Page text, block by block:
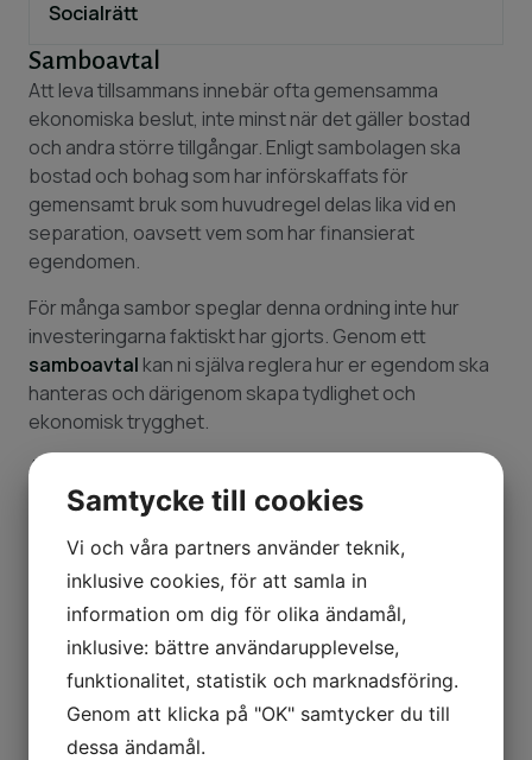
Socialrätt
Samboavtal
Att leva tillsammans innebär ofta gemensamma
ekonomiska beslut, inte minst när det gäller bostad
och andra större tillgångar. Enligt sambolagen ska
bostad och bohag som har införskaffats för
gemensamt bruk som huvudregel delas lika vid en
separation, oavsett vem som har finansierat
egendomen.
För många sambor speglar denna ordning inte hur
investeringarna faktiskt har gjorts. Genom ett
samboavtal kan ni själva reglera hur er egendom ska
hanteras och därigenom skapa tydlighet och
ekonomisk trygghet.
Advokatbyrån Kardell bistår med rådgivning och
upprättar samboavtal som är juridiskt hållbara och
utformade efter era individuella förutsättningar.
Eftersom sambor som utgångspunkt inte har arvsrätt
efter varandra rekommenderar vi ofta att ett
samboavtal kompletteras med etttestamente
säkerställa att era önskemål får genomslag även i
framtiden. Vi är gärna behjälpliga med rådgivning och
upprättande av handlingar anpassade efter just er
situation.
Samtycke till cookies
Vi och våra partners använder teknik,
inklusive cookies, för att samla in
information om dig för olika ändamål,
inklusive: bättre användarupplevelse,
funktionalitet, statistik och marknadsföring.
Genom att klicka på "OK" samtycker du till
dessa ändamål.